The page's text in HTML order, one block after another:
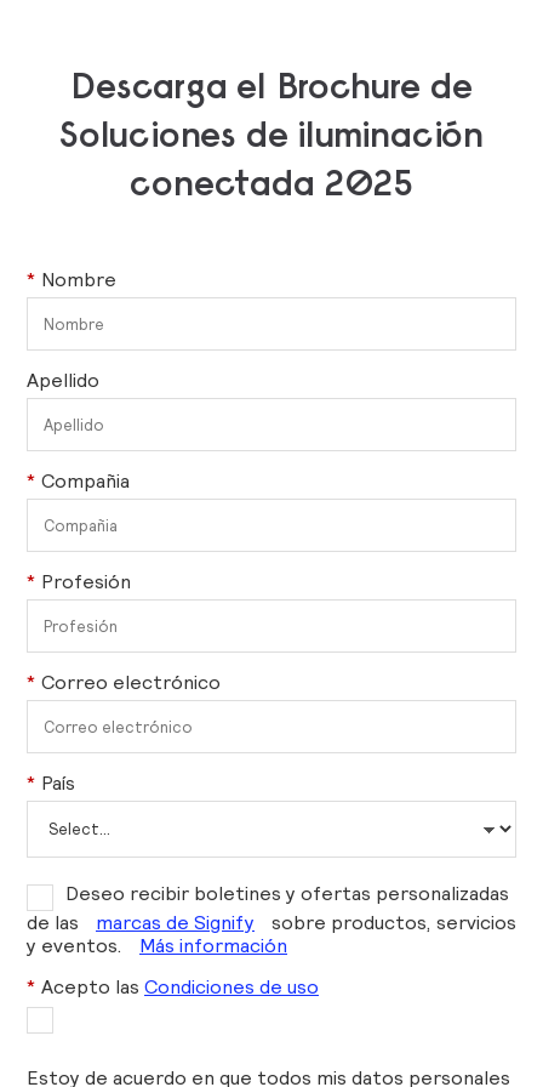
Descarga el Brochure de
Soluciones de iluminación
conectada 2025
* Nombre
Apellido
* Compañia
* Profesión
* Correo electrónico
* País
Deseo recibir boletines y ofertas personalizadas
de las
marcas de Signify
y eventos.
Más información
* Acepto las Condiciones de uso
Estoy de acuerdo en que todos mis datos personales